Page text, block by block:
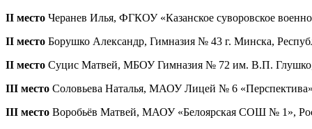
II место Черанев Илья, ФГКОУ «Казанское суворовское
II место Борушко Александр, Гимназия № 43 г. Минска,
II место Суцис Матвей, МБОУ Гимназия № 72 им. В.П. Глушко,
III место Соловьева Наталья, МАОУ Лицей № 6
III место Воробьёв Матвей, МАОУ «Белоярская СОШ № 1»,